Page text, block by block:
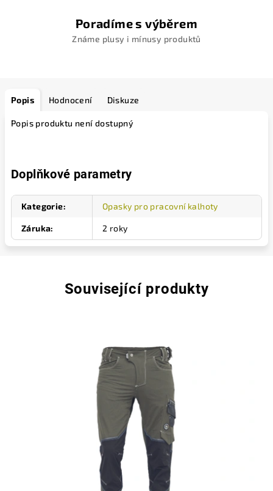
Poradíme s výběrem
Známe plusy i mínusy produktů
Popis Hodnocení Diskuze
Popis produktu není dostupný
Doplňkové parametry
Kategorie: Opasky pro pracovní kalhoty
Záruka: 2 roky
Související produkty